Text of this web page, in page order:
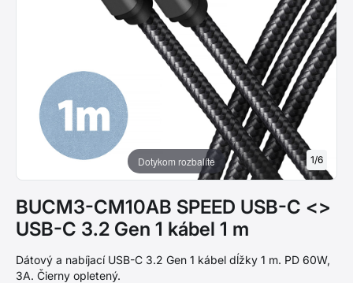
Dotykom rozbalíte 1/6
BUCM3-CM10AB SPEED USB-C <>
USB-C 3.2 Gen 1 kábel 1 m
Dátový a nabíjací USB-C 3.2 Gen 1 kábel dĺžky 1 m. PD 60W,
3A. Čierny opletený.